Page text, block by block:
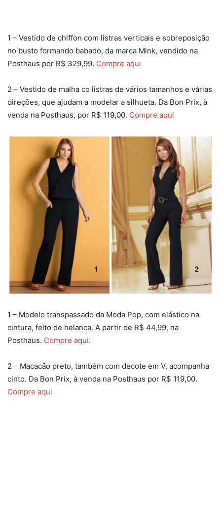
1 – Vestido de chiffon com listras verticais e sobreposição
no busto formando babado, da marca Mink, vendido na
Posthaus por R$ 329,99. Compre aqui
2 – Vestido de malha co listras de vários tamanhos e várias
direções, que ajudam a modelar a silhueta. Da Bon Prix, à
venda na Posthaus, por R$ 119,00. Compre aqui
1 – Modelo transpassado da Moda Pop, com elástico na
cintura, feito de helanca. A partir de R$ 44,99, na
Posthaus. Compre aqui.
2 – Macacão preto, também com decote em V, acompanha
cinto. Da Bon Prix, à venda na Posthaus por R$ 119,00.
Compre aqui